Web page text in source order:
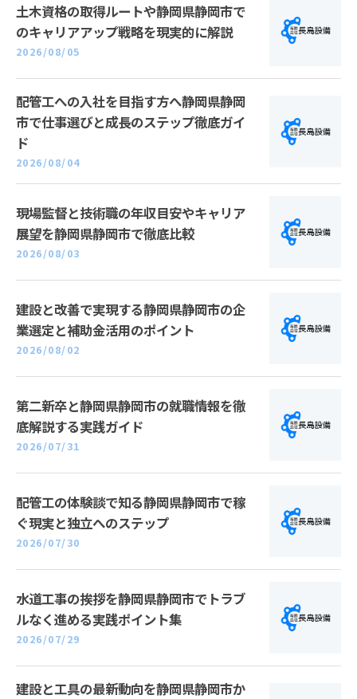
土木資格の取得ルートや静岡県静岡市で
のキャリアアップ戦略を現実的に解説
2026/08/05
配管工への入社を目指す方へ静岡県静岡
市で仕事選びと成長のステップ徹底ガイ
ド
2026/08/04
現場監督と技術職の年収目安やキャリア
展望を静岡県静岡市で徹底比較
2026/08/03
建設と改善で実現する静岡県静岡市の企
業選定と補助金活用のポイント
2026/08/02
第二新卒と静岡県静岡市の就職情報を徹
底解説する実践ガイド
2026/07/31
配管工の体験談で知る静岡県静岡市で稼
ぐ現実と独立へのステップ
2026/07/30
水道工事の挨拶を静岡県静岡市でトラブ
ルなく進める実践ポイント集
2026/07/29
建設と工具の最新動向を静岡県静岡市か